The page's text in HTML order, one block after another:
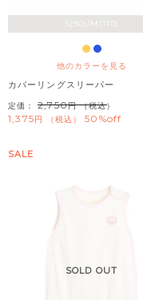
S(90)/M(110)
他のカラーを見る
カバーリングスリーパー
定価： 2,750 （税込）
1,375 税込 50%off
SOLD OUT
SALE